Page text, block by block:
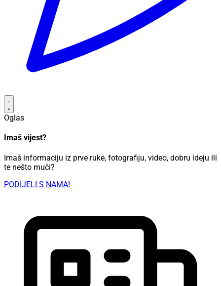
Oglas
Imaš vijest?
Imaš informaciju iz prve ruke, fotografiju, video, dobru ideju ili
te nešto muči?
PODIJELI S NAMA!